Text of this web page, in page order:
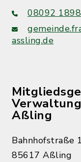
08092 1898
assling.de
Aßling
Bahnhofstraße 1
85617 Aßling